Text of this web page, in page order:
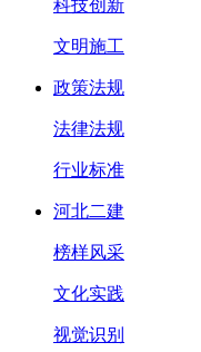
科技创新
文明施工
政策法规
法律法规
行业标准
河北二建
榜样风采
文化实践
视觉识别